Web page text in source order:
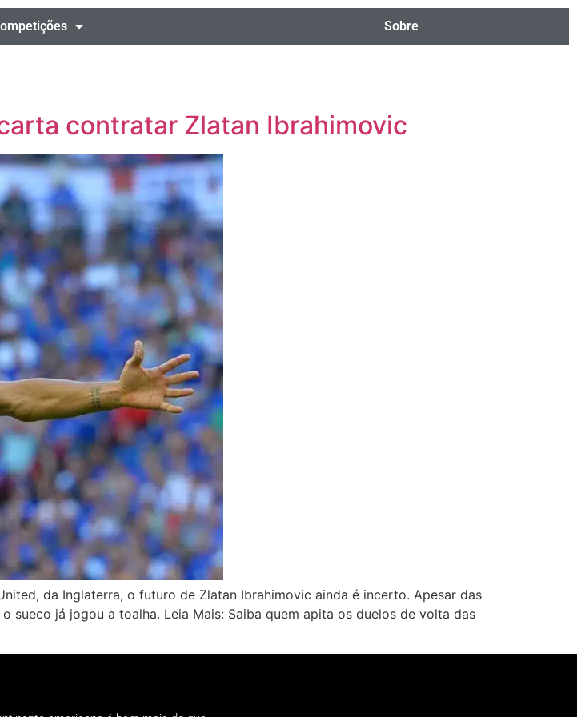
Sobre
contratar Zlatan Ibrahimovic
da Inglaterra, o futuro de Zlatan Ibrahimovic ainda é incerto. Apesar das
sueco já jogou a toalha. Leia Mais: Saiba quem apita os duelos de volta das